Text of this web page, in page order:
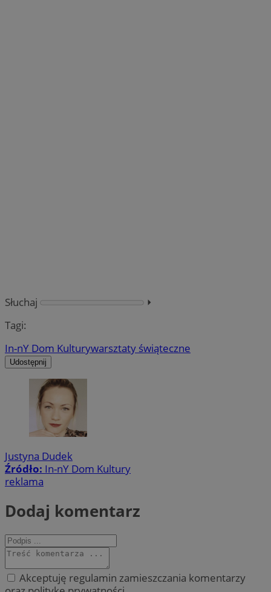
Słuchaj
⏵︎
Tagi:
In-nY Dom Kulturywarsztaty świąteczne
Udostępnij
Justyna Dudek
Źródło: In-nY Dom Kultury
reklama
Dodaj komentarz
Akceptuję regulamin zamieszczania komentarzy